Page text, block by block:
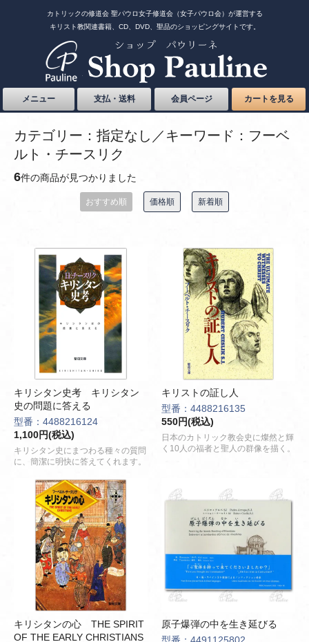
カトリックの修道会 聖パウロ女子修道会（女子パウロ会）が運営する
キリスト教関連書籍、CD、DVD、聖品のショッピングサイトです。
メニュー 支払・送料 会員ページ カートを見る
カテゴリー：指定なし／キーワード：フーベ
ルト・チースリク
6件の商品が見つかりました
おすすめ順 価格順 新着順
キリシタン史考 キリシタン
史の問題に答える
型番：4488216124
1,100円(税込)
キリシタン史にまつわる種々の質問
に、簡潔に明快に答えてくれます。
キリストの証し人
型番：4488216135
550円(税込)
日本のカトリック教会史に燦然と輝
く10人の福者と聖人の群像を描く。
キリシタンの心 THE SPIRIT
OF THE EARLY CHRISTIANS
原子爆弾の中を生き延びる